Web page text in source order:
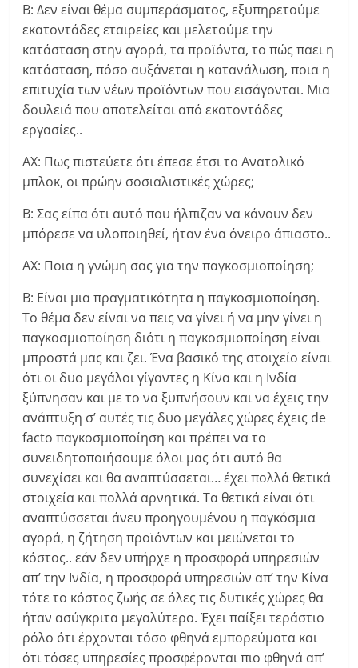
Β: Δεν είναι θέμα συμπεράσματος, εξυπηρετούμε
εκατοντάδες εταιρείες και μελετούμε την
κατάσταση στην αγορά, τα προϊόντα, το πώς παει η
κατάσταση, πόσο αυξάνεται η κατανάλωση, ποια η
επιτυχία των νέων προϊόντων που εισάγονται. Μια
δουλειά που αποτελείται από εκατοντάδες
εργασίες..
ΑΧ: Πως πιστεύετε ότι έπεσε έτσι το Ανατολικό
μπλοκ, οι πρώην σοσιαλιστικές χώρες;
Β: Σας είπα ότι αυτό που ήλπιζαν να κάνουν δεν
μπόρεσε να υλοποιηθεί, ήταν ένα όνειρο άπιαστο..
ΑΧ: Ποια η γνώμη σας για την παγκοσμιοποίηση;
Β: Είναι μια πραγματικότητα η παγκοσμιοποίηση.
Το θέμα δεν είναι να πεις να γίνει ή να μην γίνει η
παγκοσμιοποίηση διότι η παγκοσμιοποίηση είναι
μπροστά μας και ζει. Ένα βασικό της στοιχείο είναι
ότι οι δυο μεγάλοι γίγαντες η Κίνα και η Ινδία
ξύπνησαν και με το να ξυπνήσουν και να έχεις την
ανάπτυξη σ’ αυτές τις δυο μεγάλες χώρες έχεις de
facto παγκοσμιοποίηση και πρέπει να το
συνειδητοποιήσουμε όλοι μας ότι αυτό θα
συνεχίσει και θα αναπτύσσεται… έχει πολλά θετικά
στοιχεία και πολλά αρνητικά. Τα θετικά είναι ότι
αναπτύσσεται άνευ προηγουμένου η παγκόσμια
αγορά, η ζήτηση προϊόντων και μειώνεται το
κόστος.. εάν δεν υπήρχε η προσφορά υπηρεσιών
απ’ την Ινδία, η προσφορά υπηρεσιών απ’ την Κίνα
τότε το κόστος ζωής σε όλες τις δυτικές χώρες θα
ήταν ασύγκριτα μεγαλύτερο. Έχει παίξει τεράστιο
ρόλο ότι έρχονται τόσο φθηνά εμπορεύματα και
ότι τόσες υπηρεσίες προσφέρονται πιο φθηνά απ’